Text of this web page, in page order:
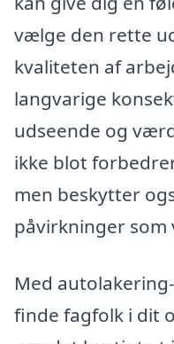
vælge den rette
kvaliteten af
langvarige
udseende og
ikke blot
men beskytter
påvirkninger som
Med
finde fagfolk i dit